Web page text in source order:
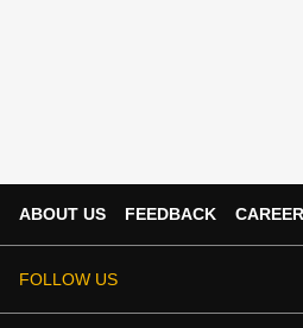
ABOUT US FEEDBACK
FOLLOW US